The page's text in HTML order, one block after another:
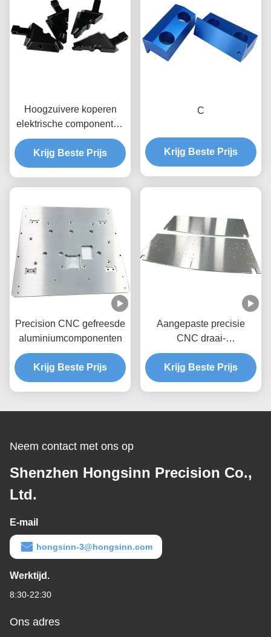
Hoogzuivere koperen
elektrische componenten
met precisie CNC-
bewerking en aangepaste
configuraties
Krijg Beste Prijs
C
Krijg Beste Prijs
Precision CNC gefreesde
aluminiumcomponenten
Krijg Beste Prijs
Aangepaste precisie
CNC draai-
freesaandrijfas met
meerassige bewerking en
geïntegreerd draai-
Krijg Beste Prijs
Neem contact met ons op
Shenzhen Hongsinn Precision Co.,
Ltd.
E-mail
hongsinn-3@hongsinn.com
Werktijd.
8:30-22:30
Ons adres